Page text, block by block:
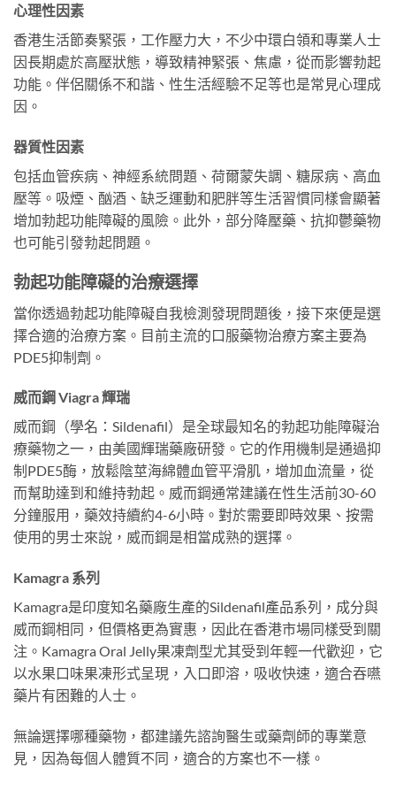
心理性因素
香港生活節奏緊張，工作壓力大，不少中環白領和專業人士
因長期處於高壓狀態，導致精神緊張、焦慮，從而影響勃起
功能。伴侶關係不和諧、性生活經驗不足等也是常見心理成
因。
器質性因素
包括血管疾病、神經系統問題、荷爾蒙失調、糖尿病、高血
壓等。吸煙、酗酒、缺乏運動和肥胖等生活習慣同樣會顯著
增加勃起功能障礙的風險。此外，部分降壓藥、抗抑鬱藥物
也可能引發勃起問題。
勃起功能障礙的治療選擇
當你透過勃起功能障礙自我檢測發現問題後，接下來便是選
擇合適的治療方案。目前主流的口服藥物治療方案主要為
PDE5抑制劑。
威而鋼 Viagra 輝瑞
威而鋼（學名：Sildenafil）是全球最知名的勃起功能障礙治
療藥物之一，由美國輝瑞藥廠研發。它的作用機制是通過抑
制PDE5酶，放鬆陰莖海綿體血管平滑肌，增加血流量，從
而幫助達到和維持勃起。威而鋼通常建議在性生活前30-60
分鐘服用，藥效持續約4-6小時。對於需要即時效果、按需
使用的男士來說，威而鋼是相當成熟的選擇。
Kamagra 系列
Kamagra是印度知名藥廠生產的Sildenafil產品系列，成分與
威而鋼相同，但價格更為實惠，因此在香港市場同樣受到關
注。Kamagra Oral Jelly果凍劑型尤其受到年輕一代歡迎，它
以水果口味果凍形式呈現，入口即溶，吸收快速，適合吞嚥
藥片有困難的人士。
無論選擇哪種藥物，都建議先諮詢醫生或藥劑師的專業意
見，因為每個人體質不同，適合的方案也不一樣。